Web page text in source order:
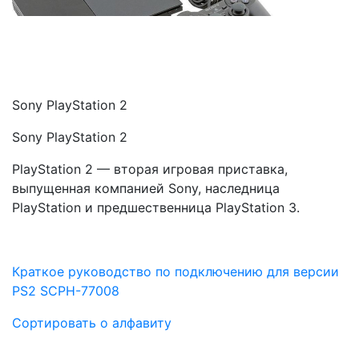
Sony PlayStation 2
Sony PlayStation 2
PlayStation 2 — вторая игровая приставка,
выпущенная компанией Sony, наследница
PlayStation и предшественница PlayStation 3.
Краткое руководство по подключению для версии
PS2 SCPH-77008
Сортировать о алфавиту